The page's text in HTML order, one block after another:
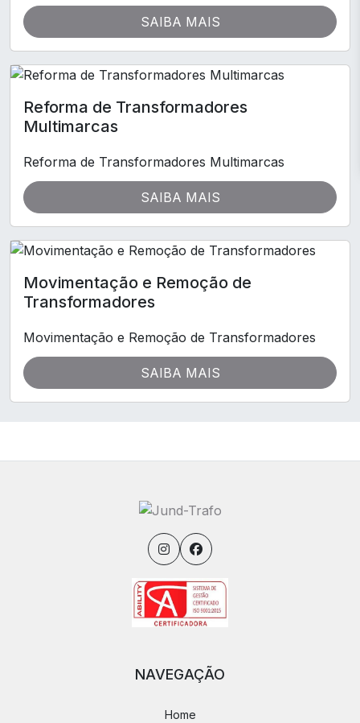
SAIBA MAIS
Reforma de Transformadores
Multimarcas
Reforma de Transformadores Multimarcas
SAIBA MAIS
Movimentação e Remoção de
Transformadores
Movimentação e Remoção de Transformadores
SAIBA MAIS
NAVEGAÇÃO
Home